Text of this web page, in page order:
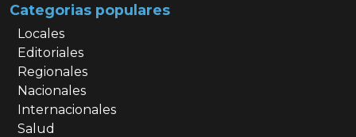
Categorias populares
Locales
Editoriales
Regionales
Nacionales
Internacionales
Salud